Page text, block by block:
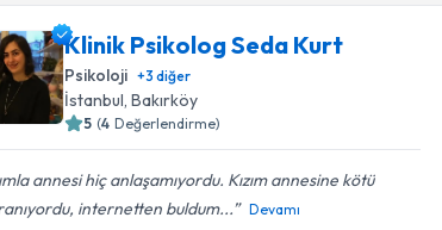
Klinik Psikolog Seda Kurt
Psikoloji +3 diğer
İstanbul , Bakırköy
5 (4 Değerlendirme)
annesi hiç anlaşamıyordu. Kızım annesine kötü
internetten buldum...
Devamı